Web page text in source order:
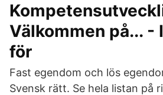
Välkommen på...
för
Fast egendom och lös
Svensk rätt. Se hela listan på